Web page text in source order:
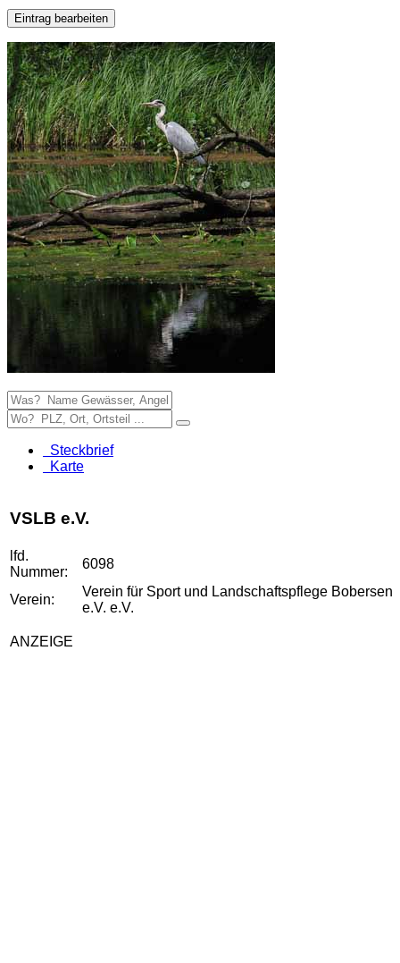
Eintrag bearbeiten
Steckbrief
Karte
VSLB e.V.
lfd.
Nummer:
6098
Verein:
Verein für Sport und Landschaftspflege Bobersen
e.V. e.V.
ANZEIGE